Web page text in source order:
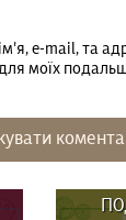
e-mail, та
моїх